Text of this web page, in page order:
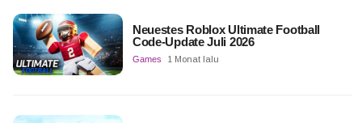
Neuestes Roblox Ultimate Football
Code-Update Juli 2026
Games 1 Monat lalu